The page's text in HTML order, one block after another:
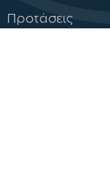
Προτάσεις